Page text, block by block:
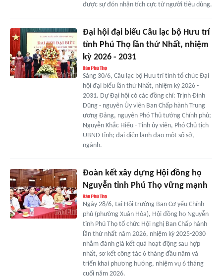
được sự đón nhận tích cực từ người tiêu dùng.
Đại hội đại biểu Câu lạc bộ Hưu trí
tỉnh Phú Thọ lần thứ Nhất, nhiệm
kỳ 2026 - 2031
Sáng 30/6, Câu lạc bộ Hưu trí tỉnh tổ chức Đại
hội đại biểu lần thứ Nhất, nhiệm kỳ 2026 -
2031. Dự Đại hội có các đồng chí: Trịnh Đình
Dũng - nguyên Ủy viên Ban Chấp hành Trung
ương Đảng, nguyên Phó Thủ tướng Chính phủ;
Nguyễn Khắc Hiếu - Tỉnh ủy viên, Phó Chủ tịch
UBND tỉnh; đại diện lãnh đạo một số sở,
ngành.
Đoàn kết xây dựng Hội đồng họ
Nguyễn tỉnh Phú Thọ vững mạnh
Ngày 28/6, tại Hội trường Ban Cơ yếu Chính
phủ (phường Xuân Hòa), Hội đồng họ Nguyễn
tỉnh Phú Thọ tổ chức Hội nghị Ban Chấp hành
lần thứ nhất năm 2026, nhiệm kỳ 2025-2030
nhằm đánh giá kết quả hoạt động sau hợp
nhất, sơ kết công tác 6 tháng đầu năm và
triển khai phương hướng, nhiệm vụ 6 tháng
cuối năm 2026.